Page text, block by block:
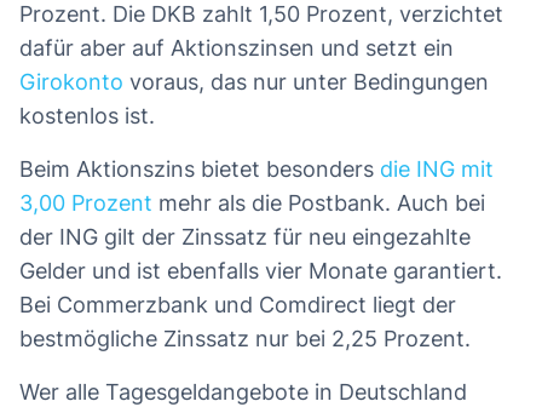
Prozent. Die DKB zahlt 1,50 Prozent, verzichtet
dafür aber auf Aktionszinsen und setzt ein
Girokonto voraus, das nur unter Bedingungen
kostenlos ist.
Beim Aktionszins bietet besonders die ING mit
3,00 Prozent mehr als die Postbank. Auch bei
der ING gilt der Zinssatz für neu eingezahlte
Gelder und ist ebenfalls vier Monate garantiert.
Bei Commerzbank und Comdirect liegt der
bestmögliche Zinssatz nur bei 2,25 Prozent.
Wer alle Tagesgeldangebote in Deutschland